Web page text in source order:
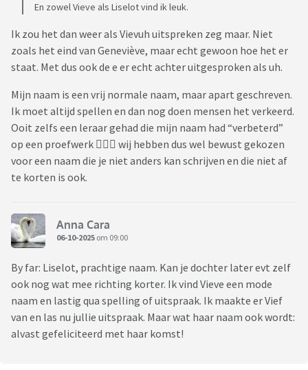
En zowel Vieve als Liselot vind ik leuk.
Ik zou het dan weer als Vievuh uitspreken zeg maar. Niet
zoals het eind van Geneviève, maar echt gewoon hoe het er
staat. Met dus ook de e er echt achter uitgesproken als uh.
Mijn naam is een vrij normale naam, maar apart geschreven.
Ik moet altijd spellen en dan nog doen mensen het verkeerd.
Ooit zelfs een leraar gehad die mijn naam had “verbeterd”
op een proefwerk 🤦🏼‍♀️ wij hebben dus wel bewust gekozen
voor een naam die je niet anders kan schrijven en die niet af
te korten is ook.
Anna Cara
06-10-2025 om 09:00
By far: Liselot, prachtige naam. Kan je dochter later evt zelf
ook nog wat mee richting korter. Ik vind Vieve een mode
naam en lastig qua spelling of uitspraak. Ik maakte er Vief
van en las nu jullie uitspraak. Maar wat haar naam ook wordt:
alvast gefeliciteerd met haar komst!